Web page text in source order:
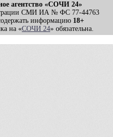
агентство «СОЧИ 24»
СМИ ИА № ФС 77-44763
информацию 18+
на «СОЧИ 24» обязательна.